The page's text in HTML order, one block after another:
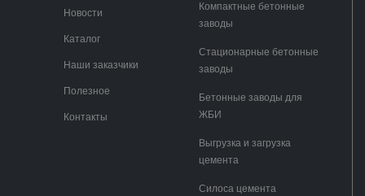
Новости
Каталог
Наши заказчики
Полезное
Контакты
Компактные бетонные
заводы
Стационарные бетонные
заводы
Бетонные заводы для
ЖБИ
Выгрузка и загрузка
цемента
Силоса цемента